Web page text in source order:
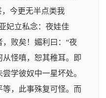
，今更无半点类我
妃立私念：夜娃佳
败矣！媚利曰：“夜
怪嗔，恕其稚耳。即
学彼奴中一星坏处。
，此事殊复可怪。而